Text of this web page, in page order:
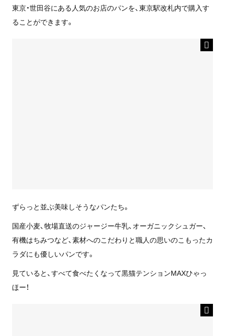
東京・世田谷にある人気のお店のパンを、東京駅改札内で購入す
ることができます。
ずらっと並ぶ美味しそうなパンたち。
国産小麦、牧場直送のジャージー牛乳、オーガニックシュガー、
有機はちみつなど、素材へのこだわりと職人の思いのこもったカ
ラダにも優しいパンです。
見ていると、すべて食べたくなって黒猫テンションMAXひゃっ
ほー！